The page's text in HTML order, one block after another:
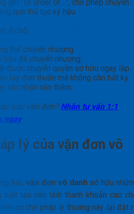
ghi “To order of…”, cho phép chuyển
qua thủ tục ký hậu.
ở chỗ:
thể chuyển nhượng
hậu để chuyển nhượng
được chuyển quyền sở hữu ngay lập
tay đơn thuần mà không cần bất kỳ
xác nhận nào thêm.
loại vận đơn? Nhận tư vấn 1:1
ngay
lý của vận đơn vô
hải, vận đơn vô danhsở hữu
biệt tạo nên tính thanh khoản cao
cơ chế pháp lý thoáng này lại đặt